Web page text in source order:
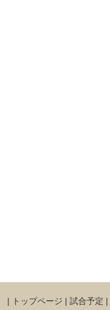
| トップページ | 試合予定 |